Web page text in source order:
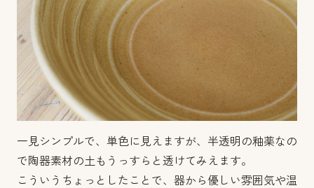
一見シンプルで、単色に見えますが、半透明の釉薬なの
で陶器素材の土もうっすらと透けてみえます。
こういうちょっとしたことで、器から優しい雰囲気や温